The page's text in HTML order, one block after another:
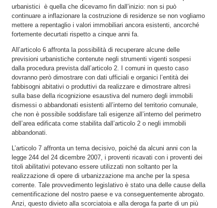
urbanistici è quella che dicevamo fin dall’inizio: non si può
continuare a inflazionare la costruzione di residenze se non vogliamo
mettere a repentaglio i valori immobiliari ancora esistenti, ancorché
fortemente decurtati rispetto a cinque anni fa.
All’articolo 6 affronta la possibilità di recuperare alcune delle
previsioni urbanistiche contenute negli strumenti vigenti sospesi
dalla procedura prevista dall’articolo 2. I comuni in questo caso
dovranno però dimostrare con dati ufficiali e organici l’entità dei
fabbisogni abitativi o produttivi da realizzare e dimostrare altresì
sulla base della ricognizione esaustiva del numero degli immobili
dismessi o abbandonati esistenti all’interno del territorio comunale,
che non è possibile soddisfare tali esigenze all’interno del perimetro
dell’area edificata come stabilita dall’articolo 2 o negli immobili
abbandonati.
L’articolo 7 affronta un tema decisivo, poiché da alcuni anni con la
legge 244 del 24 dicembre 2007, i proventi ricavati con i proventi dei
titoli abilitativi potevano essere utilizzati non soltanto per la
realizzazione di opere di urbanizzazione ma anche per la spesa
corrente. Tale provvedimento legislativo è stato una delle cause della
cementificazione del nostro paese e va conseguentemente abrogato.
Anzi, questo divieto alla scorciatoia e alla deroga fa parte di un più